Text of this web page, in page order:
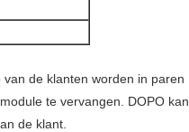
de klanten worden in paren
te vervangen. DOPO kan
de klant.